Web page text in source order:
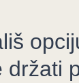
držati